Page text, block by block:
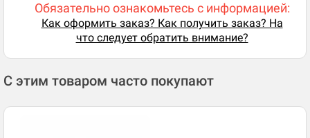
Обязательно ознакомьтесь с информацией:
Как оформить заказ? Как получить заказ? На
что следует обратить внимание?
С этим товаром часто покупают